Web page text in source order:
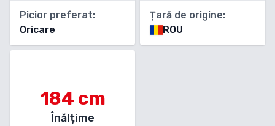
Picior preferat:
Oricare
Țară de origine:
ROU
184 cm
Înălțime